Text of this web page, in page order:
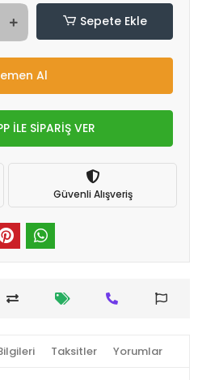
Sepete Ekle
Al
İLE SİPARİŞ VER
Güvenli Alışveriş
Taksitler Yorumlar